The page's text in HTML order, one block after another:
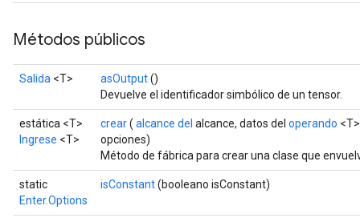
Métodos públicos
Salida <T> asOutput()
Devuelve el identificador simbólico de un tensor.
estática <T>
Ingrese <T>
crear( alcance del alcance, datos del operando
opciones)
Método de fábrica para crear una clase que
static
Enter.Options
isConstant(booleano isConstant)